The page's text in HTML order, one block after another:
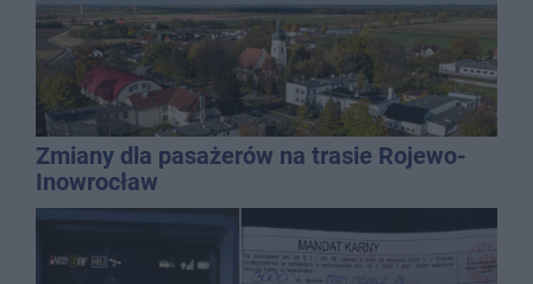
Zmiany dla pasażerów na trasie Rojewo-
Inowrocław